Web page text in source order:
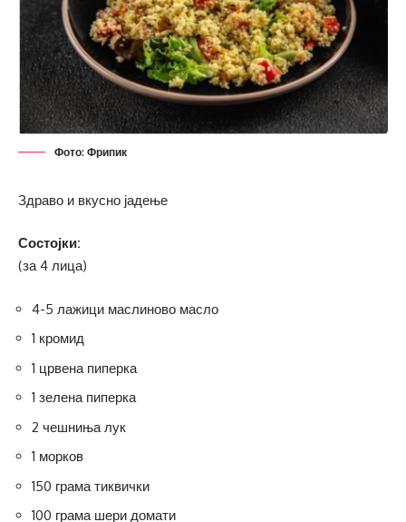
Фото: Фрипик
Здраво и вкусно јадење
Состојки:
(за 4 лица)
4-5 лажици маслиново масло
1 кромид
1 црвена пиперка
1 зелена пиперка
2 чешниња лук
1 морков
150 грама тиквички
100 грама шери домати